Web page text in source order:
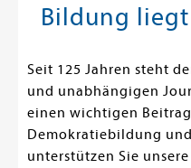
Bildung liegt
Seit 125 Jahren steht
und unabhängigen
einen wichtigen
Demokratiebildung
unterstützen Sie